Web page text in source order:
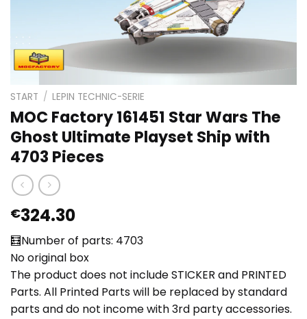
START / LEPIN TECHNIC-SERIE
MOC Factory 161451 Star Wars The
Ghost Ultimate Playset Ship with
4703 Pieces
€324.30
🧮Number of parts: 4703
No original box
The product does not include STICKER and PRINTED
Parts. All Printed Parts will be replaced by standard
parts and do not income with 3rd party accessories.